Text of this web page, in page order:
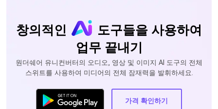
창의적인
도구들을 사용하여
업무 끝내기
원더쉐어 유니컨버터의 오디오, 영상 및 이미지 AI 도구의 전체
스위트를 사용하여 미디어의 전체 잠재력을 발휘하세요.
가격 확인하기